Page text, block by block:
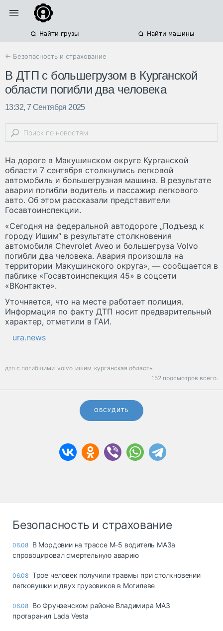
Найти грузы Найти машины
← Безопасность и страхование
В ДТП с большегрузом в Курганской
области погибли два человека
13:32, 7 Сентября 2025
На дороге в Макушинском округе Курганской
области 7 сентября столкнулись легковой
автомобиль и большегрузная машина. В результате
аварии погибли водитель и пассажир легкового
авто. Об этом рассказали представители
Госавтоинспекции.
«Сегодня на федеральной автодороге „Подъезд к
городу Ишим“ в результате столкновения
автомобиля Chevrolet Aveo и большегруза Volvo
погибли два человека. Авария произошла на
территории Макушинского округа», — сообщается в
паблике «Госавтоинспекция 45» в соцсети
«ВКонтакте».
Уточняется, что на месте работает полиция.
Информация по факту ДТП носит предварительный
характер, отметили в ГАИ.
ura.news
дтп с погибшими volvo ишим курганская область
152 просмотров всего.
ОБСУДИТЬ
Безопасность и страхование
06.08 В Мордовии на трассе М-5 водитель МАЗа
спровоцировал смертельную аварию
06.08 Трое человек получили травмы при столкновении
легковушки и двух грузовиков в Могилеве
06.08 Во Фрунзенском районе Владимира МАЗ
протаранил Lada Vesta